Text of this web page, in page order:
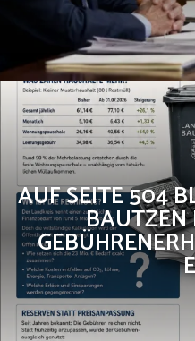
AUF SEITE 504
BAUTZEN